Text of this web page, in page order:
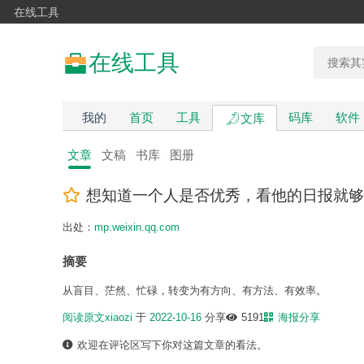
在线工具
在线工具
我的 首页 工具 文库 码库 软件
文章 文稿 书库 图册
想知道一个人是否优秀，看他的日报就
出处： mp.weixin.qq.com
摘要
从盲目、茫然、忙碌，转变为有方向、有方法、有效率。
阅读原文xiaozi 于 2022-10-16 分享 5191 海报分享
欢迎在评论区写下你对这篇文章的看法。